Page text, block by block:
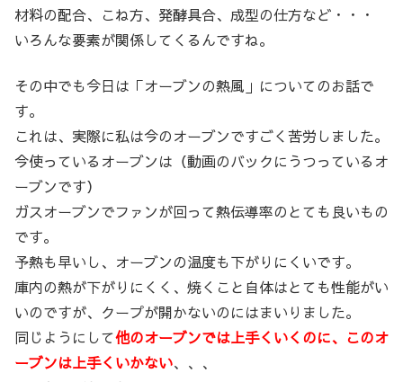
材料の配合、こね方、発酵具合、成型の仕方など・・・
いろんな要素が関係してくるんですね。
その中でも今日は「オーブンの熱風」についてのお話で
す。
これは、実際に私は今のオーブンですごく苦労しました。
今使っているオーブンは（動画のバックにうつっているオ
ーブンです）
ガスオーブンでファンが回って熱伝導率のとても良いもの
です。
予熱も早いし、オーブンの温度も下がりにくいです。
庫内の熱が下がりにくく、焼くこと自体はとても性能がい
いのですが、クープが開かないのにはまいりました。
同じようにして他のオーブンでは上手くいくのに、このオ
ーブンは上手くいかない、、、